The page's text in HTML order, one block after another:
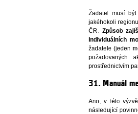
Žadatel musí
jakéhokoli
ČR. Způsob
individuálních
žadatele (jeden
požadovaných
prostřednictvím
31. Manuál
Ano, v této
následující